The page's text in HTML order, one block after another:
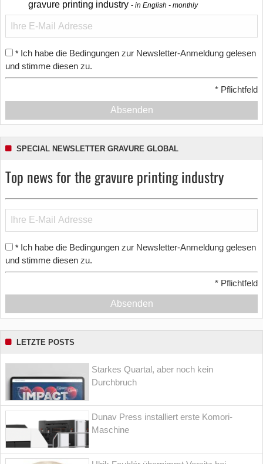
gravure printing industry in English - monthly
* Ich habe die Bedingungen zur Newsletter-Anmeldung gelesen
und stimme diesen zu.
* Pflichtfeld
Absenden
SPECIAL NEWSLETTER GRAVURE GLOBAL
Top news for the gravure printing industry
* Ich habe die Bedingungen zur Newsletter-Anmeldung gelesen
und stimme diesen zu.
* Pflichtfeld
Absenden
LETZTE POSTS
Starkes Quartal, aber noch kein
Durchbruch
Dunav Press installiert erste Komori-
Maschine